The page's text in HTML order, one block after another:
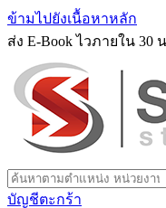
ข้ามไปยังเนื้อหาหลัก
ส่ง E-Book ไวภายใน 30
บัญชีตะกร้า